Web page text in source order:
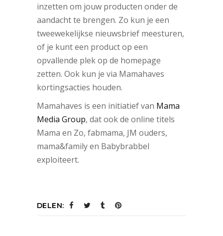
inzetten om jouw producten onder de
aandacht te brengen. Zo kun je een
tweewekelijkse nieuwsbrief meesturen,
of je kunt een product op een
opvallende plek op de homepage
zetten. Ook kun je via Mamahaves
kortingsacties houden.
Mamahaves is een initiatief van Mama
Media Group, dat ook de online titels
Mama en Zo, fabmama, JM ouders,
mama&family en Babybrabbel
exploiteert.
DELEN: